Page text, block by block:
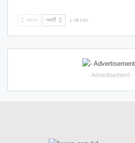
আগের পরবর্তী ১ এর ৫৪৩
- Advertisement -